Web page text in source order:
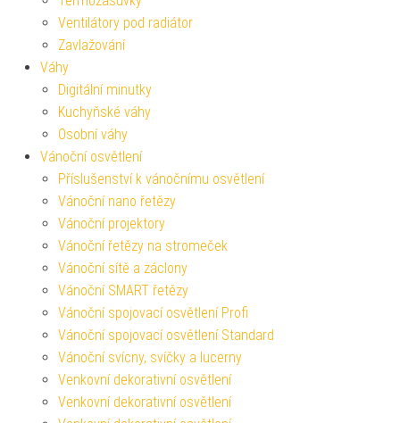
Ventilátory pod radiátor
Zavlažování
Váhy
Digitální minutky
Kuchyňské váhy
Osobní váhy
Vánoční osvětlení
Příslušenství k vánočnímu osvětlení
Vánoční nano řetězy
Vánoční projektory
Vánoční řetězy na stromeček
Vánoční sítě a záclony
Vánoční SMART řetězy
Vánoční spojovací osvětlení Profi
Vánoční spojovací osvětlení Standard
Vánoční svícny, svíčky a lucerny
Venkovní dekorativní osvětlení
Venkovní dekorativní osvětlení